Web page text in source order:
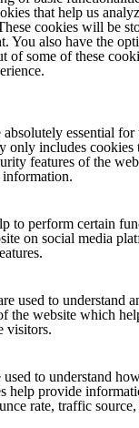
that help us
cookies will be
You also have the
of some of these
absolutely essential
only includes cookies
features of the
information.
to perform certain
on social media
used to understand
the website which
visitors.
to understand
help provide
rate, traffic source,